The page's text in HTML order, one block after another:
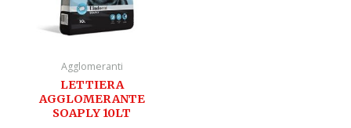
Agglomeranti
LETTIERA
AGGLOMERANTE
SOAPLY 10LT